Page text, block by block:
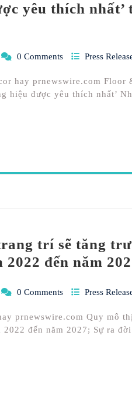
yêu thích nhất’
0 Comments Press
hay prnewswire.com Floor
hiệu được yêu thích nhất’
trí sẽ tăng
đến năm
0 Comments Press
prnewswire.com Quy mô
đến năm 2027; Sự ra